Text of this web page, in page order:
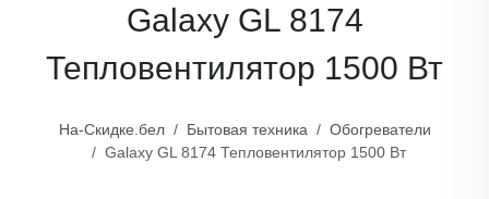
Galaxy GL 8174
Тепловентилятор 1500 Вт
На-Скидке.бел Бытовая техника
Обогреватели
Galaxy GL 8174 Тепловентилятор 1500 Вт